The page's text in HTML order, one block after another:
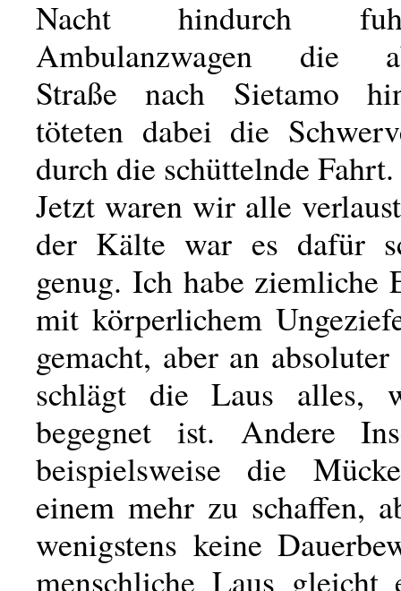
Nacht hindurch
Ambulanzwagen die
Straße nach Sietamo
töteten dabei die
durch die schüttelnde Fahrt.
Jetzt waren wir alle
der Kälte war es dafür
genug. Ich habe ziemliche
mit körperlichem
gemacht, aber an
schlägt die Laus alles,
begegnet ist. Andere
beispielsweise die
einem mehr zu schaffen,
wenigstens keine
menschliche Laus gleicht